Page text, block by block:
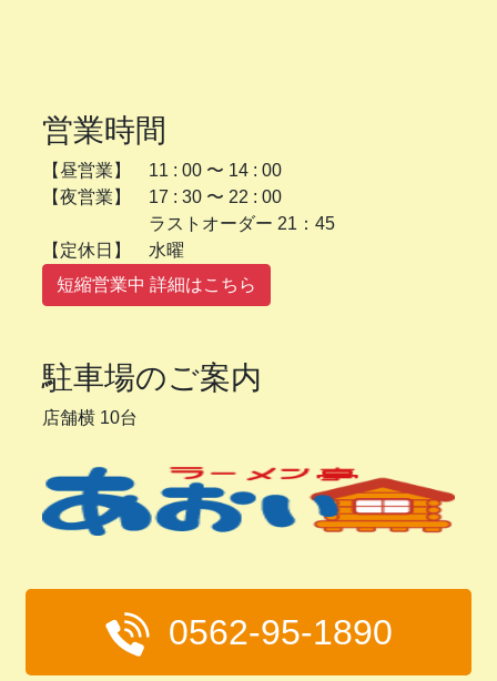
営業時間
【昼営業】 11 : 00 〜 14 : 00
【夜営業】 17 : 30 〜 22 : 00
ラストオーダー 21：45
【定休日】 水曜
短縮営業中 詳細はこちら
駐車場のご案内
店舗横 10台
0562-95-1890